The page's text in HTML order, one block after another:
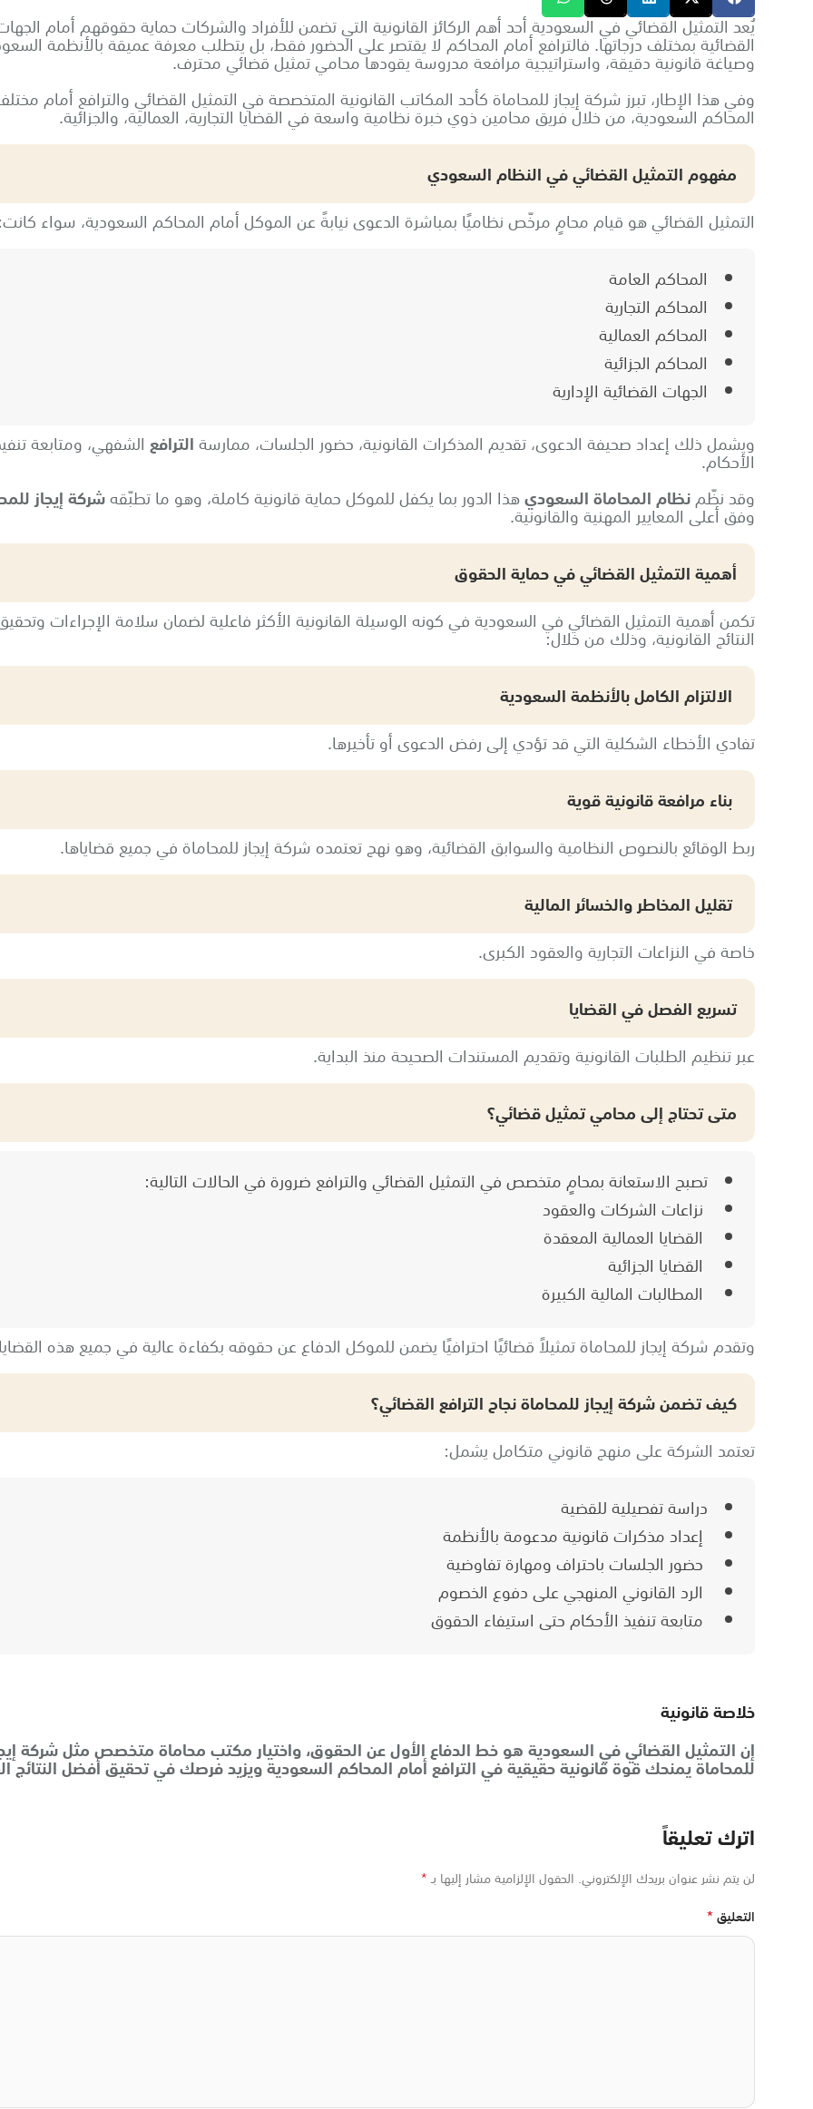
يُعد التمثيل القضائي في السعودية أحد أهم الركائز القانونية التي تضمن للأفراد والشركات حماية حقوقهم أمام
القضائية بمختلف درجاتها. فالترافع أمام المحاكم لا يقتصر على الحضور فقط، بل يتطلب معرفة عميقة بالأنظمة
وصياغة قانونية دقيقة، واستراتيجية مرافعة مدروسة يقودها محامي تمثيل قضائي محترف.
وفي هذا الإطار، تبرز شركة إيجاز للمحاماة كأحد المكاتب القانونية المتخصصة في التمثيل القضائي والترافع أمام
المحاكم السعودية، من خلال فريق محامين ذوي خبرة نظامية واسعة في القضايا التجارية، العمالية، والجزائية.
مفهوم التمثيل القضائي في النظام السعودي
التمثيل القضائي هو قيام محامٍ مرخّص نظاميًا بمباشرة الدعوى نيابةً عن الموكل أمام المحاكم السعودية، سواء
المحاكم العامة
المحاكم التجارية
المحاكم العمالية
المحاكم الجزائية
الجهات القضائية الإدارية
ويشمل ذلك إعداد صحيفة الدعوى، تقديم المذكرات القانونية، حضور الجلسات، ممارسةالترافع الشفهي، ومتابعة
الأحكام.
وقد نظّمنظام المحاماة السعوديهذا الدور بما يكفل للموكل حماية قانونية كاملة، وهو ما تطبّقهشركة إيجاز
وفق أعلى المعايير المهنية والقانونية.
أهمية التمثيل القضائي في حماية الحقوق
تكمن أهمية التمثيل القضائي في السعودية في كونه الوسيلة القانونية الأكثر فاعلية لضمان سلامة الإجراءات
النتائج القانونية، وذلك من خلال:
الالتزام الكامل بالأنظمة السعودية
تفادي الأخطاء الشكلية التي قد تؤدي إلى رفض الدعوى أو تأخيرها.
بناء مرافعة قانونية قوية
ربط الوقائع بالنصوص النظامية والسوابق القضائية، وهو نهج تعتمده شركة إيجاز للمحاماة في جميع قضاياها.
تقليل المخاطر والخسائر المالية
خاصة في النزاعات التجارية والعقود الكبرى.
تسريع الفصل في القضايا
عبر تنظيم الطلبات القانونية وتقديم المستندات الصحيحة منذ البداية.
متى تحتاج إلى محامي تمثيل قضائي؟
تصبح الاستعانة بمحامٍ متخصص في التمثيل القضائي والترافع ضرورة في الحالات التالية:
نزاعات الشركات والعقود
القضايا العمالية المعقدة
القضايا الجزائية
المطالبات المالية الكبيرة
وتقدم شركة إيجاز للمحاماة تمثيلاً قضائيًا احترافيًا يضمن للموكل الدفاع عن حقوقه بكفاءة عالية في جميع هذه
كيف تضمن شركة إيجاز للمحاماة نجاح الترافع القضائي؟
تعتمد الشركة على منهج قانوني متكامل يشمل:
دراسة تفصيلية للقضية
إعداد مذكرات قانونية مدعومة بالأنظمة
حضور الجلسات باحتراف ومهارة تفاوضية
الرد القانوني المنهجي على دفوع الخصوم
متابعة تنفيذ الأحكام حتى استيفاء الحقوق
خلاصة قانونية
إن التمثيل القضائي في السعودية هو خط الدفاع الأول عن الحقوق، واختيار مكتب محاماة متخصص مثل شركة
للمحاماة يمنحك قوة قانونية حقيقية في الترافع أمام المحاكم السعودية ويزيد فرصك في تحقيق أفضل النتائج
اترك تعليقاً
لن يتم نشر عنوان بريدك الإلكتروني. الحقول الإلزامية مشار إليها بـ*
التعليق*